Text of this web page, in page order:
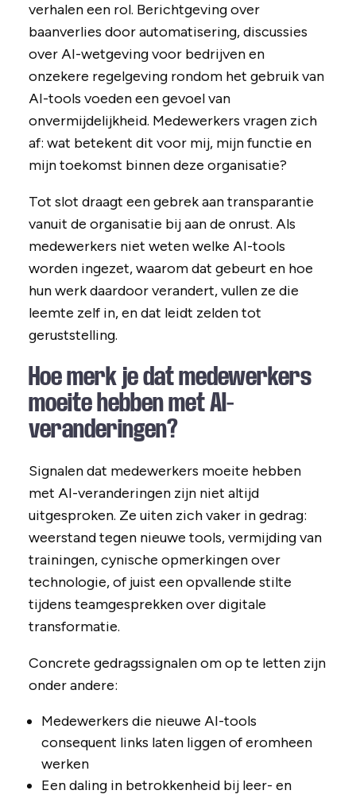
verhalen een rol. Berichtgeving over
baanverlies door automatisering, discussies
over AI-wetgeving voor bedrijven en
onzekere regelgeving rondom het gebruik van
AI-tools voeden een gevoel van
onvermijdelijkheid. Medewerkers vragen zich
af: wat betekent dit voor mij, mijn functie en
mijn toekomst binnen deze organisatie?
Tot slot draagt een gebrek aan transparantie
vanuit de organisatie bij aan de onrust. Als
medewerkers niet weten welke AI-tools
worden ingezet, waarom dat gebeurt en hoe
hun werk daardoor verandert, vullen ze die
leemte zelf in, en dat leidt zelden tot
geruststelling.
Hoe merk je dat medewerkers
moeite hebben met AI-
veranderingen?
Signalen dat medewerkers moeite hebben
met AI-veranderingen zijn niet altijd
uitgesproken. Ze uiten zich vaker in gedrag:
weerstand tegen nieuwe tools, vermijding van
trainingen, cynische opmerkingen over
technologie, of juist een opvallende stilte
tijdens teamgesprekken over digitale
transformatie.
Concrete gedragssignalen om op te letten zijn
onder andere:
Medewerkers die nieuwe AI-tools
consequent links laten liggen of eromheen
werken
Een daling in betrokkenheid bij leer- en